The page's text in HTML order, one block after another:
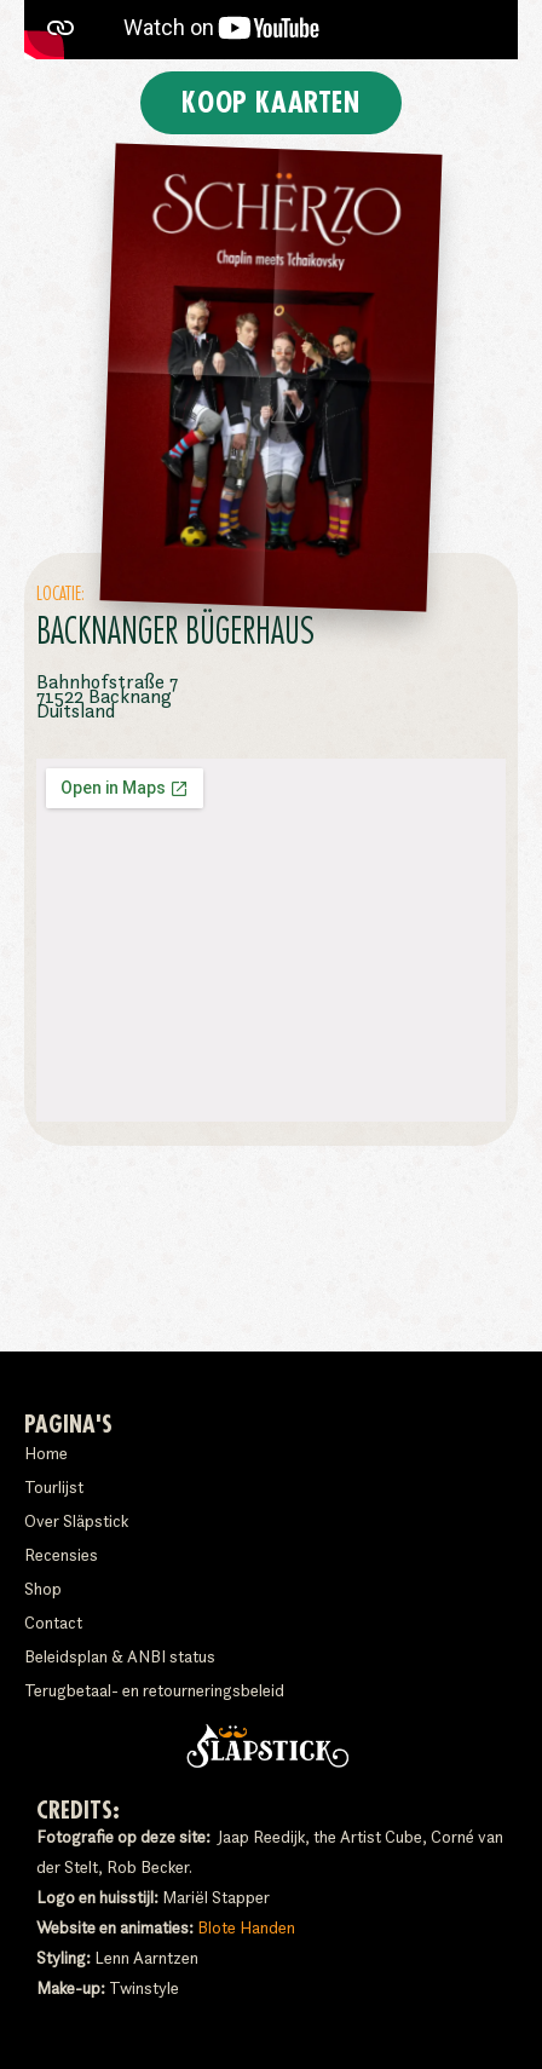
KOOP KAARTEN
LOCATIE:
BACKNANGER BÜGERHAUS
Bahnhofstraße 7
71522 Backnang
Duitsland
PAGINA'S
Home
Tourlijst
Over Släpstick
Recensies
Shop
Contact
Beleidsplan & ANBI status
Terugbetaal- en retourneringsbeleid
CREDITS:
Fotografie op deze site: Jaap Reedijk, the Artist Cube, Corné van
der Stelt, Rob Becker.
Logo en huisstijl: Mariël Stapper
Website en animaties: Blote Handen
Styling: Lenn Aarntzen
Make-up: Twinstyle